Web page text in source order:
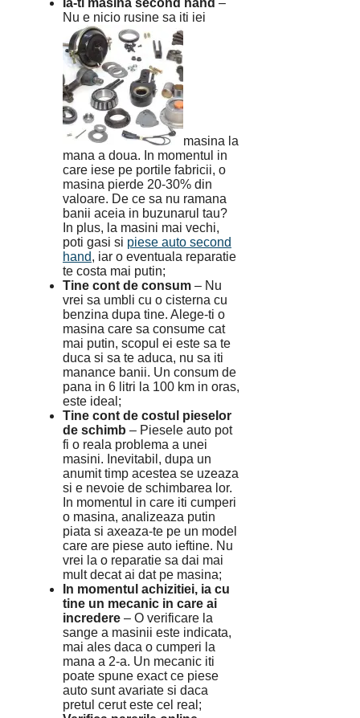
Nu e nicio rusine sa iti iei
masina la
mana a doua. In momentul in
care iese pe portile fabricii, o
masina pierde 20-30% din
valoare. De ce sa nu ramana
banii aceia in buzunarul tau?
In plus, la masini mai vechi,
poti gasi si piese auto second
hand, iar o eventuala reparatie
te costa mai putin;
Tine cont de consum – Nu
vrei sa umbli cu o cisterna cu
benzina dupa tine. Alege-ti o
masina care sa consume cat
mai putin, scopul ei este sa te
duca si sa te aduca, nu sa iti
manance banii. Un consum de
pana in 6 litri la 100 km in oras,
este ideal;
Tine cont de costul pieselor
de schimb – Piesele auto pot
fi o reala problema a unei
masini. Inevitabil, dupa un
anumit timp acestea se uzeaza
si e nevoie de schimbarea lor.
In momentul in care iti cumperi
o masina, analizeaza putin
piata si axeaza-te pe un model
care are piese auto ieftine. Nu
vrei la o reparatie sa dai mai
mult decat ai dat pe masina;
In momentul achizitiei, ia cu
tine un mecanic in care ai
incredere – O verificare la
sange a masinii este indicata,
mai ales daca o cumperi la
mana a 2-a. Un mecanic iti
poate spune exact ce piese
auto sunt avariate si daca
pretul cerut este cel real;